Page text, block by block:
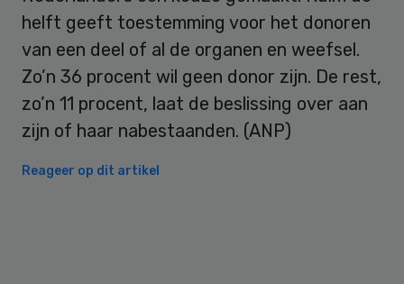
helft geeft toestemming voor het donoren
van een deel of al de organen en weefsel.
Zo’n 36 procent wil geen donor zijn. De rest,
zo’n 11 procent, laat de beslissing over aan
zijn of haar nabestaanden. (ANP)
Reageer op dit artikel